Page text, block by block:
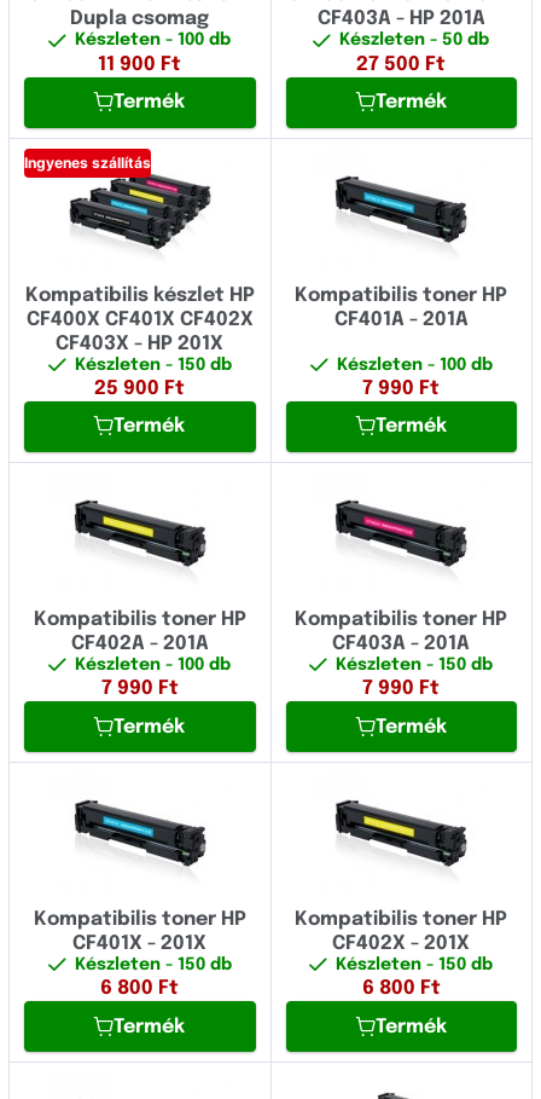
Dupla csomag
Készleten- 100 db
11 900 Ft
Termék
CF403A - HP 201A
Készleten- 50 db
27 500 Ft
Termék
Ingyenes szállítás
Kompatibilis készlet HP
CF400X CF401X CF402X
CF403X - HP 201X
Készleten - 150 db
25 900 Ft
Termék
Kompatibilis toner HP
CF401A - 201A
Készleten - 100 db
7 990 Ft
Termék
Kompatibilis toner HP
CF402A - 201A
Készleten- 100 db
7 990 Ft
Termék
Kompatibilis toner HP
CF403A - 201A
Készleten- 150 db
7 990 Ft
Termék
Kompatibilis toner HP
CF401X - 201X
Készleten - 150 db
6 800 Ft
Termék
Kompatibilis toner HP
CF402X - 201X
Készleten- 150 db
6 800 Ft
Termék